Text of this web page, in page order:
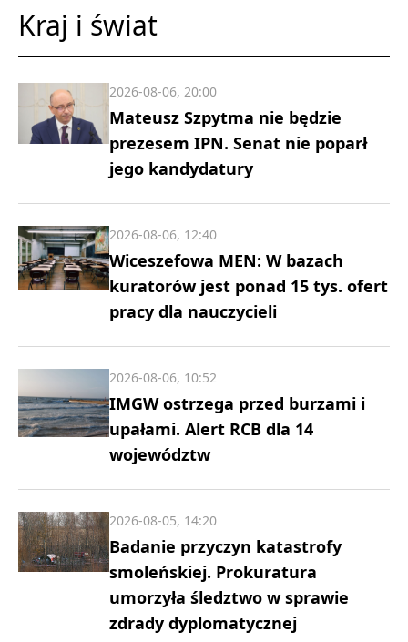
Kraj i świat
Mateusz Szpytma nie będzie
prezesem IPN. Senat nie poparł
jego kandydatury
2026-08-06, 20:00
Wiceszefowa MEN: W bazach
kuratorów jest ponad 15 tys. ofert
pracy dla nauczycieli
2026-08-06, 12:40
IMGW ostrzega przed burzami i
upałami. Alert RCB dla 14
województw
2026-08-06, 10:52
Badanie przyczyn katastrofy
smoleńskiej. Prokuratura
umorzyła śledztwo w sprawie
zdrady dyplomatycznej
2026-08-05, 14:20